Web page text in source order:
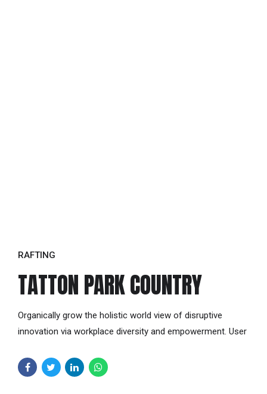
RAFTING
TATTON PARK COUNTRY
Organically grow the holistic world view of disruptive
innovation via workplace diversity and empowerment. User